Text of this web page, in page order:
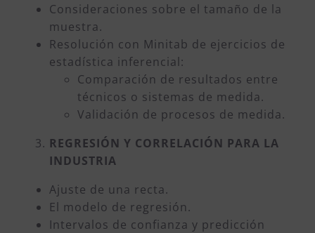
Consideraciones sobre el tamaño de la
muestra.
Resolución con Minitab de ejercicios de
estadística inferencial:
Comparación de resultados entre
técnicos o sistemas de medida.
Validación de procesos de medida.
REGRESIÓN Y CORRELACIÓN PARA LA
INDUSTRIA
Ajuste de una recta.
El modelo de regresión.
Intervalos de confianza y predicción